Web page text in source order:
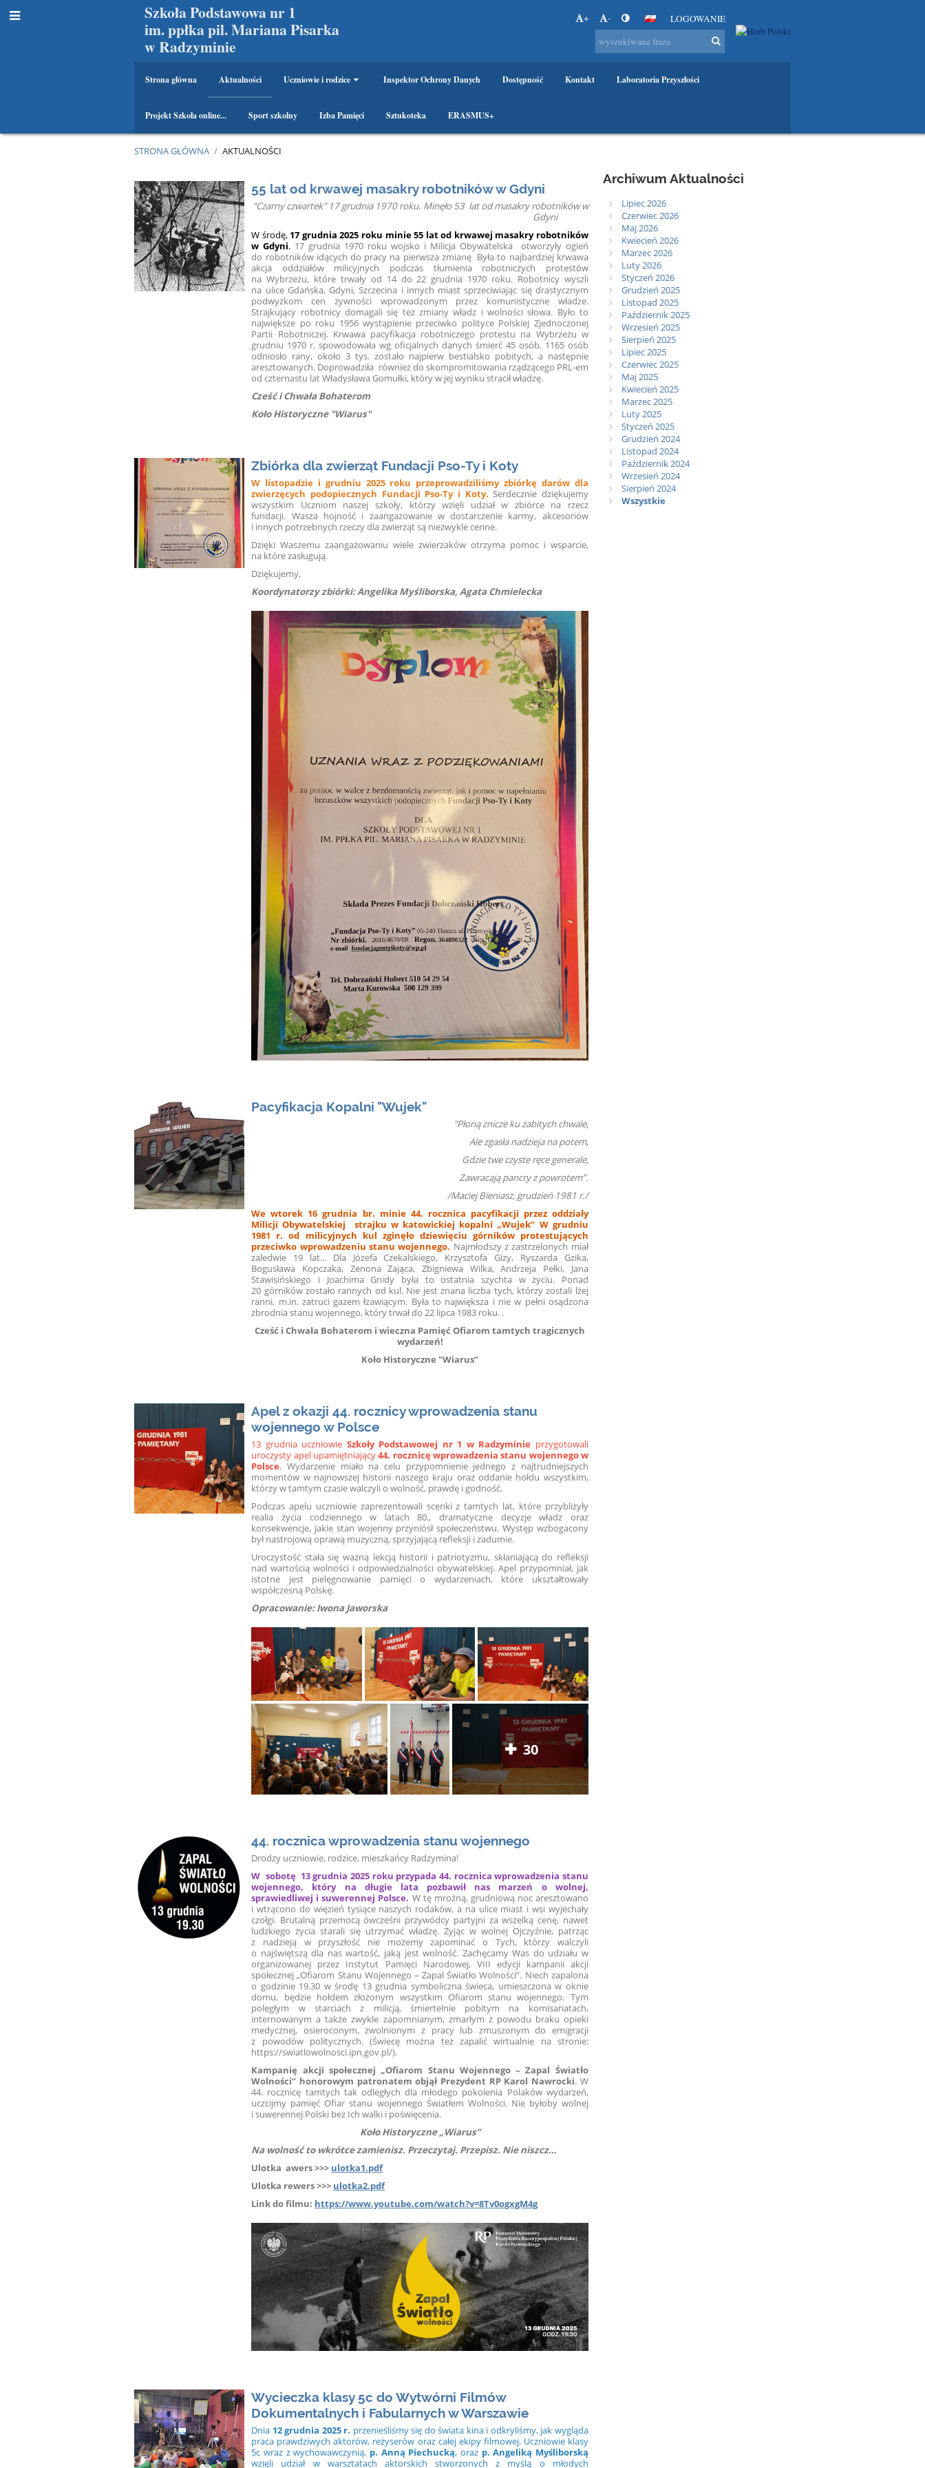
Szkoła Podstawowa nr 1
im. ppłka pil. Mariana Pisarka
w Radzyminie
+ - LOGOWANIE
Strona główna Aktualności Uczniowie i rodzice Inspektor Ochrony Danych Dostępność Kontakt Laboratoria Przyszłości
Projekt Szkoła online... Sport szkolny Izba Pamięci Sztukoteka ERASMUS+
STRONA GŁÓWNA / AKTUALNOŚCI
Aktualności
55 lat od krwawej masakry robotników w Gdyni
"Czarny czwartek" 17 grudnia 1970 roku. Minęło 53 lat od masakry robotników w
Gdyni
W środę, 17 grudnia 2025 roku minie 55 lat od krwawej masakry robotników
w Gdyni. 17 grudnia 1970 roku wojsko i Milicja Obywatelska otworzyły ogień
do robotników idących do pracy na pierwsza zmianę Była to najbardziej krwawa
akcja oddziałów milicyjnych podczas tłumienia robotniczych protestów
na Wybrzeżu, które trwały od 14 do 22 grudnia 1970 roku. Robotnicy wyszli
na ulice Gdańska, Gdyni, Szczecina i innych miast sprzeciwiając się drastycznym
podwyżkom cen żywności wprowadzonym przez komunistyczne władze.
Strajkujący robotnicy domagali się też zmiany władz i wolności słowa. Było to
największe po roku 1956 wystąpienie przeciwko polityce Polskiej Zjednoczonej
Partii Robotniczej. Krwawa pacyfikacja robotniczego protestu na Wybrzeżu w
grudniu 1970 r. spowodowała wg oficjalnych danych śmierć 45 osób. 1165 osób
odniosło rany, około 3 tys. zostało najpierw bestialsko pobitych, a następnie
aresztowanych. Doprowadziła również do skompromitowania rządzącego PRL-em
od czternastu lat Władysława Gomułki, który w jej wyniku stracił władzę.
Cześć i Chwała Bohaterom
Koło Historyczne "Wiarus"
Zbiórka dla zwierząt Fundacji Pso-Ty i Koty
W listopadzie i grudniu 2025 roku przeprowadziliśmy zbiórkę darów dla
zwierzęcych podopiecznych Fundacji Pso-Ty i Koty.Serdecznie dziękujemy
wszystkim Uczniom naszej szkoły, którzy wzięli udział w zbiórce na rzecz
fundacji. Wasza hojność i zaangażowanie w dostarczenie karmy, akcesoriów
i innych potrzebnych rzeczy dla zwierząt są niezwykle cenne.
Dzięki Waszemu zaangażowaniu wiele zwierzaków otrzyma pomoc i wsparcie,
na które zasługują.
Dziękujemy,
Koordynatorzy zbiórki: Angelika Myśliborska,Agata Chmielecka
Pacyfikacja Kopalni "Wujek"
"Płoną znicze ku zabitych chwale,
Ale zgasła nadzieja na potem,
Gdzie twe czyste ręce generale,
Zawracają pancry z powrotem”.
/Maciej Bieniasz, grudzień 1981 r./
We wtorek 16 grudnia br. minie 44. rocznica pacyfikacji przez oddziały
Milicji Obywatelskiej strajku w katowickiej kopalni „Wujek” W grudniu
1981 r. od milicyjnych kul zginęło dziewięciu górników protestujących
przeciwko wprowadzeniu stanu wojennego. Najmłodszy z zastrzelonych miał
zaledwie 19 lat... Dla Józefa Czekalskiego, Krzysztofa Gizy, Ryszarda Gzika,
Bogusława Kopczaka, Zenona Zająca, Zbigniewa Wilka, Andrzeja Pełki, Jana
Stawisińskiego i Joachima Gnidy była to ostatnia szychta w życiu. Ponad
20 górników zostało rannych od kul. Nie jest znana liczba tych, którzy zostali lżej
ranni, m.in. zatruci gazem łzawiącym. Była to największa i nie w pełni osądzona
zbrodnia stanu wojennego, który trwał do 22 lipca 1983 roku. .
Cześć i Chwała Bohaterom i wieczna Pamięć Ofiarom tamtych tragicznych
wydarzeń!
Koło Historyczne "Wiarus”
Apel z okazji 44. rocznicy wprowadzenia stanu
wojennego w Polsce
13 grudnia uczniowie Szkoły Podstawowej nr 1 w Radzyminie przygotowali
uroczysty apel upamiętniający44. rocznicę wprowadzenia stanu wojennego w
Polsce. Wydarzenie miało na celu przypomnienie jednego z najtrudniejszych
momentów w najnowszej historii naszego kraju oraz oddanie hołdu wszystkim,
którzy w tamtym czasie walczyli o wolność, prawdę i godność.
Podczas apelu uczniowie zaprezentowali scenki z tamtych lat, które przybliżyły
realia życia codziennego w latach 80., dramatyczne decyzje władz oraz
konsekwencje, jakie stan wojenny przyniósł społeczeństwu. Występ wzbogacony
był nastrojową oprawą muzyczną, sprzyjającą refleksji i zadumie.
Uroczystość stała się ważną lekcją historii i patriotyzmu, skłaniającą do refleksji
nad wartością wolności i odpowiedzialności obywatelskiej. Apel przypomniał, jak
istotne jest pielęgnowanie pamięci o wydarzeniach, które ukształtowały
współczesną Polskę.
Opracowanie: Iwona Jaworska
30
44. rocznica wprowadzenia stanu wojennego
Drodzy uczniowie, rodzice, mieszkańcy Radzymina!
W sobotę 13 grudnia 2025 roku przypada 44. rocznica wprowadzenia stanu
wojennego, który na długie lata pozbawił nas marzeń o wolnej,
sprawiedliwej i suwerennej Polsce. W tę mroźną, grudniową noc aresztowano
i wtrącono do więzień tysiące naszych rodaków, a na ulice miast i wsi wyjechały
czołgi. Brutalną przemocą ówcześni przywódcy partyjni za wszelką cenę, nawet
ludzkiego życia starali się utrzymać władzę. Żyjąc w wolnej Ojczyźnie, patrząc
z nadzieją w przyszłość nie możemy zapominać o Tych, którzy walczyli
o najświętszą dla nas wartość, jaką jest wolność. Zachęcamy Was do udziału w
organizowanej przez Instytut Pamięci Narodowej, VIII edycji kampanii akcji
społecznej „Ofiarom Stanu Wojennego – Zapal Światło Wolności”. Niech zapalona
o godzinie 19.30 w środę 13 grudnia symboliczna świeca, umieszczona w oknie
domu, będzie hołdem złożonym wszystkim Ofiarom stanu wojennego. Tym
poległym w starciach z milicją, śmiertelnie pobitym na komisariatach,
internowanym a także zwykle zapomnianym, zmarłym z powodu braku opieki
medycznej, osieroconym, zwolnionym z pracy lub zmuszonym do emigracji
z powodów politycznych. (Świecę można też zapalić wirtualnie na stronie:
https://swiatlowolnosci.ipn.gov.pl/).
Kampanię akcji społecznej „Ofiarom Stanu Wojennego – Zapal Światło
Wolności” honorowym patronatem objął Prezydent RP Karol Nawrocki. W
44. rocznicę tamtych tak odległych dla młodego pokolenia Polaków wydarzeń,
uczcijmy pamięć Ofiar stanu wojennego Światłem Wolności. Nie byłoby wolnej
i suwerennej Polski bez Ich walki i poświęcenia.
Koło Historyczne „Wiarus”
Na wolność to wkrótce zamienisz. Przeczytaj. Przepisz. Nie niszcz…
Ulotka awers >>> ulotka1.pdf
Ulotka rewers >>> ulotka2.pdf
Link do filmu: https://www.youtube.com/watch?v=8Tv0ogxgM4g
Wycieczka klasy 5c do Wytwórni Filmów
Dokumentalnych i Fabularnych w Warszawie
Dnia 12 grudnia 2025 r. przenieśliśmy się do świata kina i odkryliśmy, jak wygląda
praca prawdziwych aktorów, reżyserów oraz całej ekipy filmowej. Uczniowie klasy
5c wraz z wychowawczynią, p. Anną Piechucką, oraz p. Angeliką Myśliborską
wzięli udział w warsztatach aktorskich stworzonych z myślą o młodych
Archiwum Aktualności
Lipiec 2026
Czerwiec 2026
Maj 2026
Kwiecień 2026
Marzec 2026
Luty 2026
Styczeń 2026
Grudzień 2025
Listopad 2025
Październik 2025
Wrzesień 2025
Sierpień 2025
Lipiec 2025
Czerwiec 2025
Maj 2025
Kwiecień 2025
Marzec 2025
Luty 2025
Styczeń 2025
Grudzień 2024
Listopad 2024
Październik 2024
Wrzesień 2024
Sierpień 2024
Wszystkie